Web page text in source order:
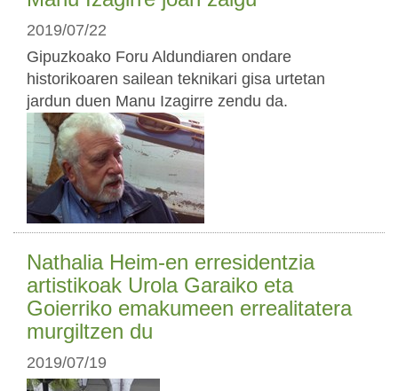
2019/07/22
Gipuzkoako Foru Aldundiaren ondare
historikoaren sailean teknikari gisa urtetan
jardun duen Manu Izagirre zendu da.
Nathalia Heim-en erresidentzia
artistikoak Urola Garaiko eta
Goierriko emakumeen errealitatera
murgiltzen du
2019/07/19